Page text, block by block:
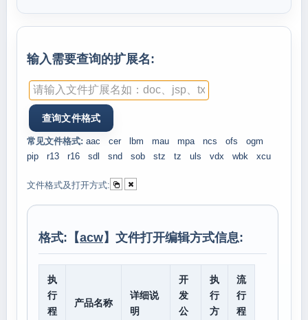
输入需要查询的扩展名:
常见文件格式: aac cer lbm mau mpa ncs ofs
ogm
pip
r13 r16 sdl snd sob stz tz uls vdx wbk xcu
文件格式及打开方式:
格式:【acw】文件打开编辑方式信息:
执
行
程
产品名称
详细说
明
开
发
公
执
行
方
流
行
程